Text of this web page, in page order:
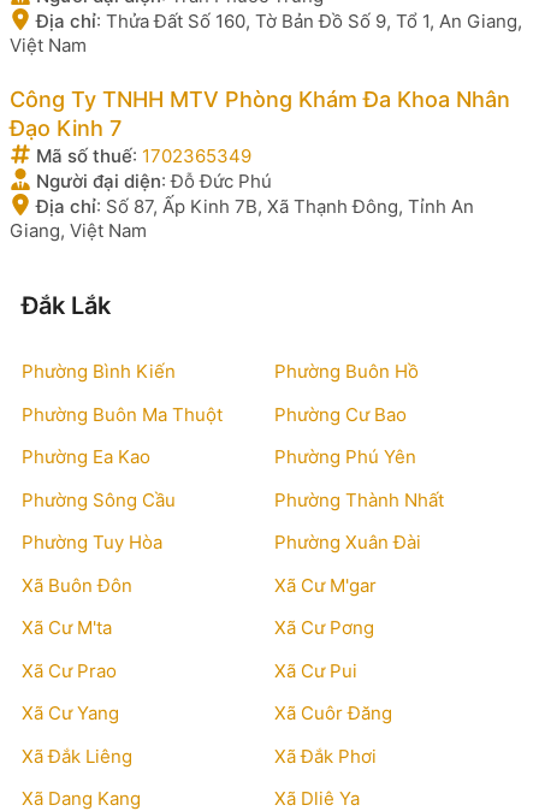
Địa chỉ: Thửa Đất Số 160, Tờ Bản Đồ Số 9, Tổ 1, An Giang,
Việt Nam
Công Ty TNHH MTV Phòng Khám Đa Khoa Nhân
Đạo Kinh 7
Mã số thuế: 1702365349
Người đại diện:Đỗ Đức Phú
Địa chỉ: Số 87, Ấp Kinh 7B, Xã Thạnh Đông, Tỉnh An
Giang, Việt Nam
Đắk Lắk
Phường Bình Kiến
Phường Buôn Hồ
Phường Buôn Ma Thuột
Phường Cư Bao
Phường Ea Kao
Phường Phú Yên
Phường Sông Cầu
Phường Thành Nhất
Phường Tuy Hòa
Phường Xuân Đài
Xã Buôn Đôn
Xã Cư M'gar
Xã Cư M'ta
Xã Cư Pơng
Xã Cư Prao
Xã Cư Pui
Xã Cư Yang
Xã Cuôr Đăng
Xã Đắk Liêng
Xã Đắk Phơi
Xã Dang Kang
Xã Dliê Ya